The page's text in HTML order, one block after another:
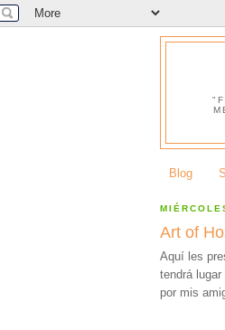
Blog
Art of
Aquí les
tendrá
por mis